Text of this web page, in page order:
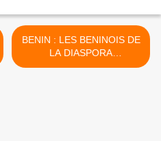
BENIN : LES BENINOIS DE
LA DIASPORA
SOUTIENNENT LES